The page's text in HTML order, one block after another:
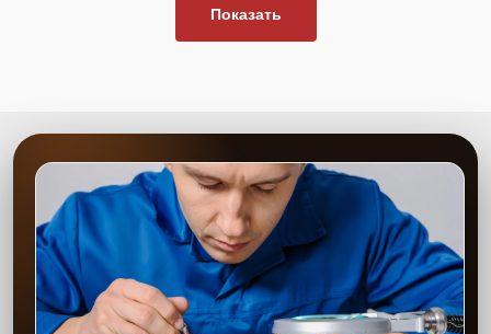
Показать